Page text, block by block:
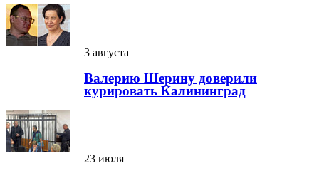
3 августа
Валерию Шерину доверили
курировать Калининград
23 июля